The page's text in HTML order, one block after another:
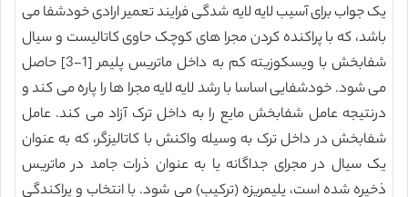
یک جواب برای آسیب لایه لایه شدگی فرایند تعمیر ارادی خودشفا می
باشد، که با پراکنده کردن مجرا های کوچک حاوی کاتالیست و سیال
شفابخش با ویسکوزیته کم به داخل ماتریس پلیمر [1-3] حاصل
می شود. خودشفایی اساسا با رشد لایه لایه مجرا ها را پاره می کند و
درنتیجه عامل شفابخش مایع را به داخل ترک آزاد می کند. عامل
شفابخش در داخل ترک به وسیله واکنش با کاتالیزگر، که به عنوان
یک سیال در مجرای جداگانه یا به عنوان ذرات جامد در ماتریس
ذخیره شده است، پلیمریزه (ترکیب) می شود. با انتخاب و پراکندگی